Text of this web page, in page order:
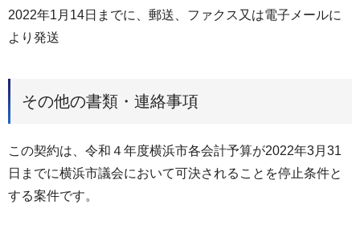
2022年1月14日までに、郵送、ファクス又は電子メールに
より発送
その他の書類・連絡事項
この契約は、令和４年度横浜市各会計予算が2022年3月31
日までに横浜市議会において可決されることを停止条件と
する案件です。